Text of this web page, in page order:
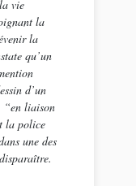
vie
la
la
qu’un
d’un
liaison
la police
une des